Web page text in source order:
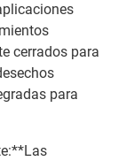
cerrados para
para